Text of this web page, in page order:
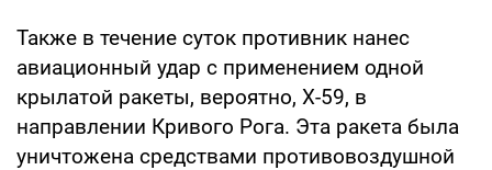
Также в течение суток противник нанес
авиационный удар с применением одной
крылатой ракеты, вероятно, X-59, в
направлении Кривого Рога. Эта ракета была
уничтожена средствами противовоздушной